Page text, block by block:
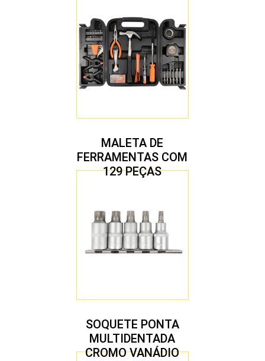
MALETA DE
FERRAMENTAS COM
129 PEÇAS
SOQUETE PONTA
MULTIDENTADA
CROMO VANÁDIO